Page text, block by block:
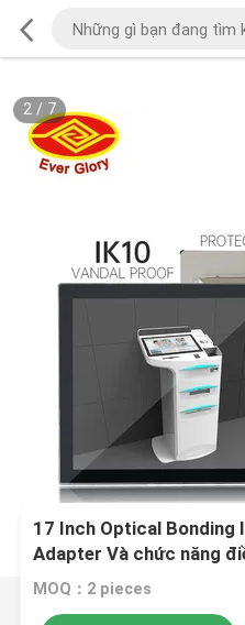
2/ 7
17 Inch Optical Bonding
Adapter Và chức năng
MOQ：2 pieces